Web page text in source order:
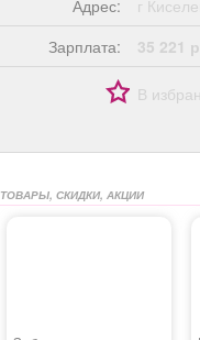
Адрес:
г
Зарплата:
35 221
В
ТОВАРЫ, СКИДКИ, АКЦИИ